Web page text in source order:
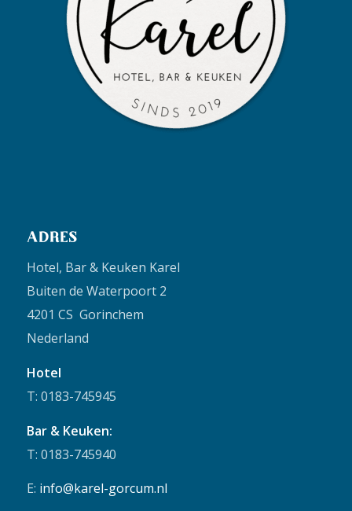
ADRES
Hotel, Bar & Keuken Karel
Buiten de Waterpoort 2
4201 CS Gorinchem
Nederland
Hotel
T: 0183-745945
Bar & Keuken:
T: 0183-745940
E: info@karel-gorcum.nl